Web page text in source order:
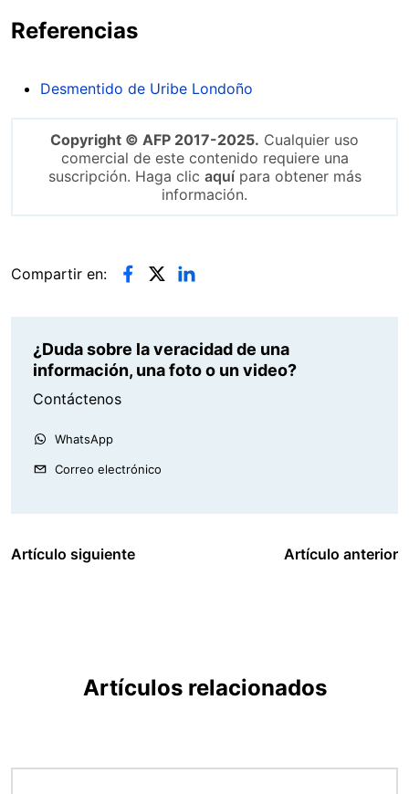
Referencias
Desmentido de Uribe Londoño
Copyright © AFP 2017-2025. Cualquier uso
comercial de este contenido requiere una
suscripción. Haga clic aquípara obtener más
información.
Compartir en:
¿Duda sobre la veracidad de una
información, una foto o un video?
Contáctenos
WhatsApp
Correo electrónico
Artículo siguiente Artículo anterior
Artículos relacionados